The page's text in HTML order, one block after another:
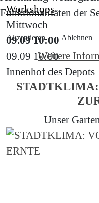
Workshops
Mittwoch
09.09 10:00
09.09 10:00
Innenhof des Depots
Unser
Funktionalitäten der
Akzeptieren Ablehnen
Weitere